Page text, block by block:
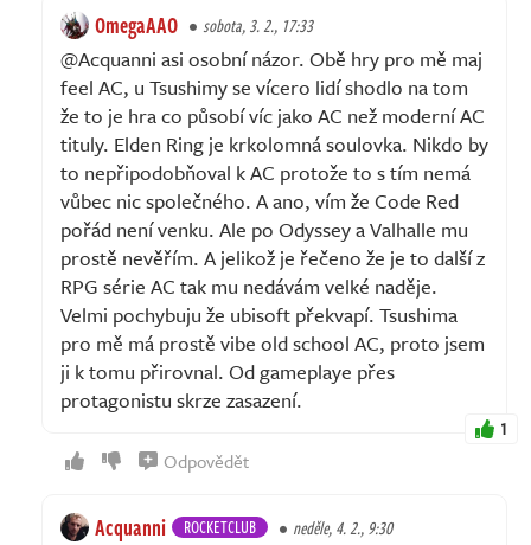
OmegaAAO sobota, 3. 2., 17:33
@Acquanni asi osobní názor. Obě hry pro mě maj
feel AC, u Tsushimy se vícero lidí shodlo na tom
že to je hra co působí víc jako AC než moderní AC
tituly. Elden Ring je krkolomná soulovka. Nikdo by
to nepřipodobňoval k AC protože to s tím nemá
vůbec nic společného. A ano, vím že Code Red
pořád není venku. Ale po Odyssey a Valhalle mu
prostě nevěřím. A jelikož je řečeno že je to další z
RPG série AC tak mu nedávám velké naděje.
Velmi pochybuju že ubisoft překvapí. Tsushima
pro mě má prostě vibe old school AC, proto jsem
ji k tomu přirovnal. Od gameplaye přes
protagonistu skrze zasazení.
1
Odpovědět
Acquanni ROCKETCLUB neděle, 4. 2., 9:30